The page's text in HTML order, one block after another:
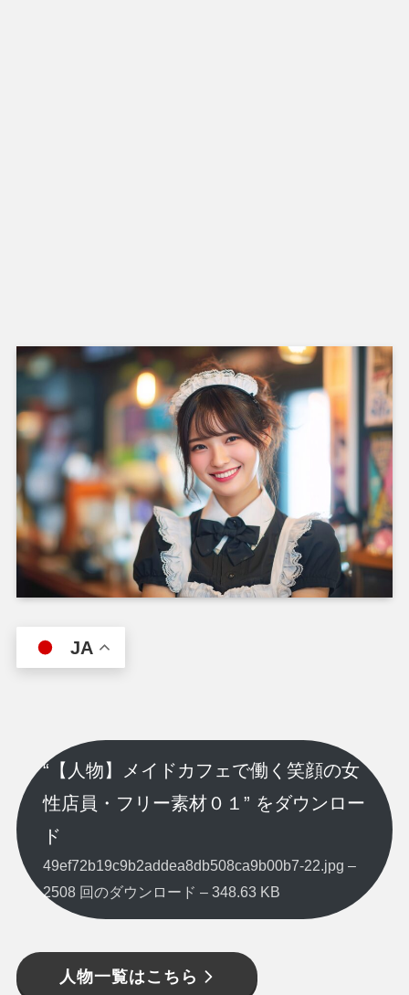
JA
“【人物】メイドカフェで働く笑顔の女
性店員・フリー素材０１” をダウンロー
ド
49ef72b19c9b2addea8db508ca9b00b7-22.jpg –
2508 回のダウンロード – 348.63 KB
人物一覧はこちら